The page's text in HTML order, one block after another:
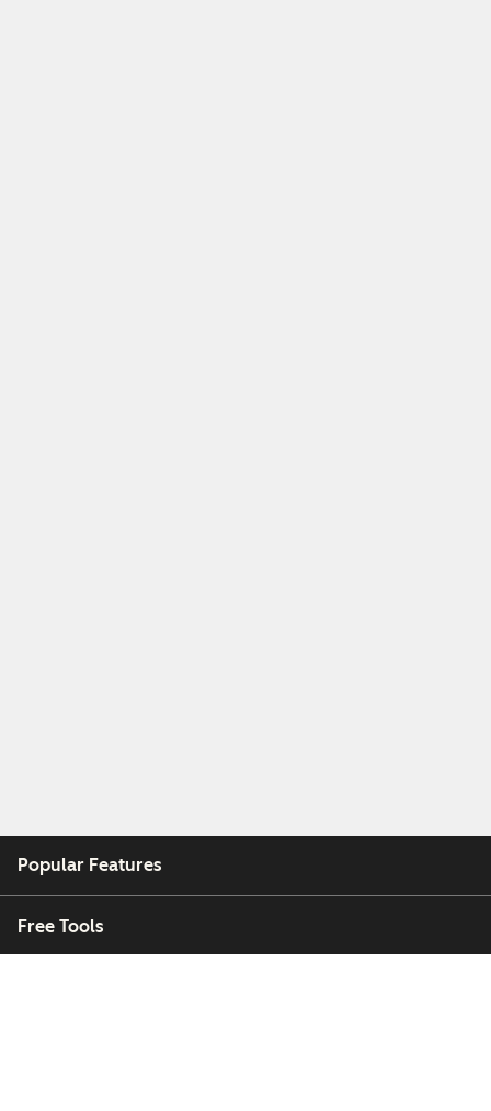
Popular Features
Free Tools